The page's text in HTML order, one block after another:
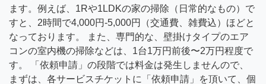
ます。例えば、1Rや1LDKの家の掃除（日常的なもの）で
すと、2時間で4,000円-5,000円（交通費、雑費込）ほどと
なっております。 また、専門的な、壁掛けタイプのエア
コンの室内機の掃除などは、1台1万円前後〜2万円程度で
す。 「依頼申請」の段階では料金は発生しませんので、
まずは、各サービスチケットに「依頼申請」を頂いて、個